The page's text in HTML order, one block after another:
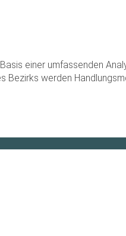
einer umfassenden
werden